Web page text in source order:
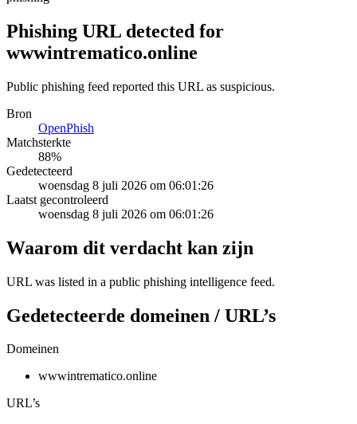
Phishing URL detected for
wwwintrematico.online
Public phishing feed reported this URL as suspicious.
Bron
OpenPhish
Matchsterkte
88%
Gedetecteerd
woensdag 8 juli 2026 om 06:01:26
Laatst gecontroleerd
woensdag 8 juli 2026 om 06:01:26
Waarom dit verdacht kan zijn
URL was listed in a public phishing intelligence feed.
Gedetecteerde domeinen / URL’s
Domeinen
wwwintrematico.online
URL’s